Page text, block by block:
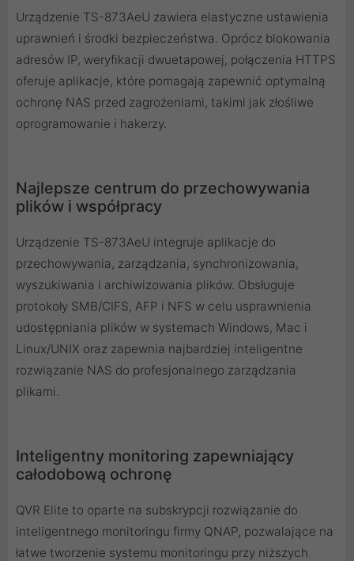
Urządzenie TS-873AeU zawiera elastyczne ustawienia
uprawnień i środki bezpieczeństwa. Oprócz blokowania
adresów IP, weryfikacji dwuetapowej, połączenia HTTPS
oferuje aplikacje, które pomagają zapewnić optymalną
ochronę NAS przed zagrożeniami, takimi jak złośliwe
oprogramowanie i hakerzy.
Najlepsze centrum do przechowywania
plików i współpracy
Urządzenie TS-873AeU integruje aplikacje do
przechowywania, zarządzania, synchronizowania,
wyszukiwania i archiwizowania plików. Obsługuje
protokoły SMB/CIFS, AFP i NFS w celu usprawnienia
udostępniania plików w systemach Windows, Mac i
Linux/UNIX oraz zapewnia najbardziej inteligentne
rozwiązanie NAS do profesjonalnego zarządzania
plikami.
Inteligentny monitoring zapewniający
całodobową ochronę
QVR Elite to oparte na subskrypcji rozwiązanie do
inteligentnego monitoringu firmy QNAP, pozwalające na
łatwe tworzenie systemu monitoringu przy niższych